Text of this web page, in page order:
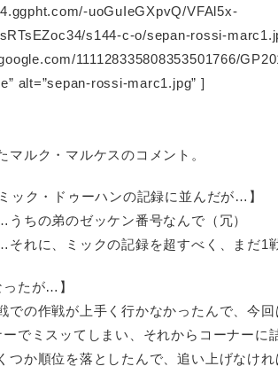
uoGuIeGXpvQ/VFAl5x-
s144-c-o/sepan-rossi-
111128335808353501766/
alt=”sepan-rossi-marc1.jpg” ]
ルク・マルケスのコメント。
ック・ドゥーハンの記録に並んだが…】
うちの弟のゼッケン番号なんで（冗）
れに、ミックの記録を超すべく、まだ1
ったが…】
での作戦が上手く行かなかったんで、今
でミスッてしまい、それからコーナーに
つか順位を落としたんで、追い上げなけ